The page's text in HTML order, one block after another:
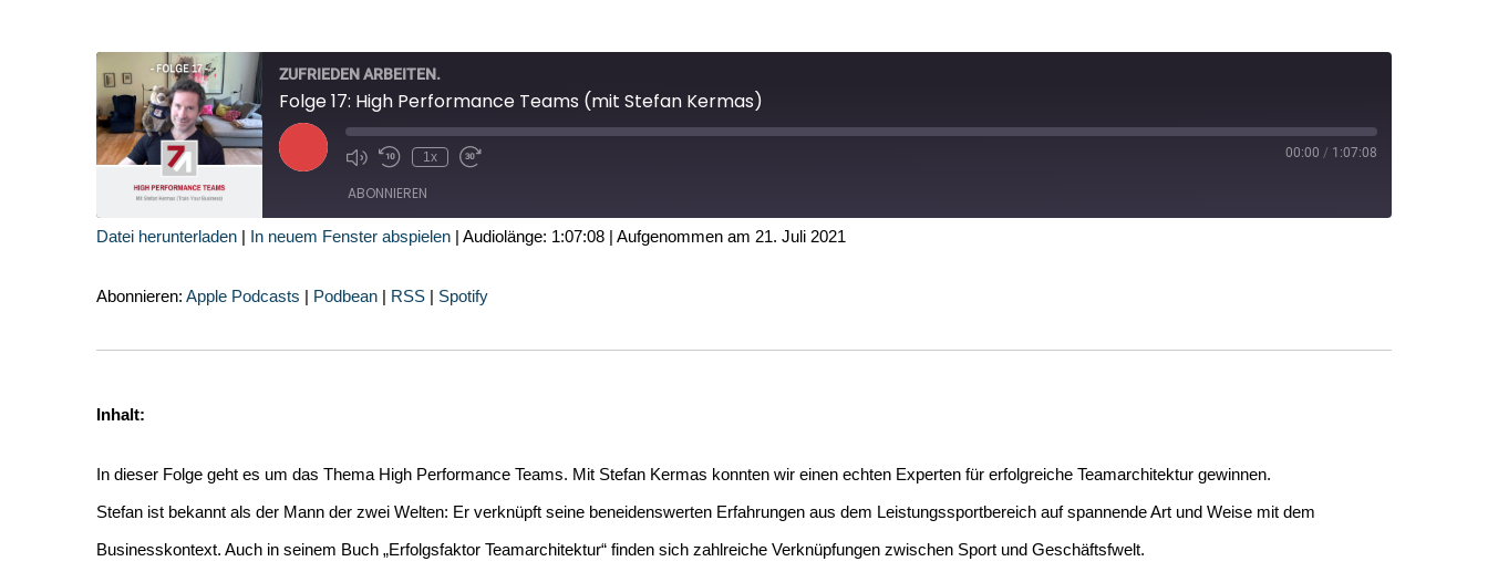
ZUFRIEDEN ARBEITEN.
Folge 17: High Performance Teams (mit Stefan Kermas)
Play
Episode
1x 00:00 / 1:07:08
ABONNIEREN
Spotify
Datei herunterladen | In neuem Fenster abspielen | Audiolänge: 1:07:08 | Aufgenommen am 21. Juli 2021
Abonnieren: Apple Podcasts | Podbean | RSS | Spotify
Inhalt:
In dieser Folge geht es um das Thema High Performance Teams. Mit Stefan Kermas konnten wir einen echten Experten für erfolgreiche Teamarchitektur gewinnen.
Stefan ist bekannt als der Mann der zwei Welten: Er verknüpft seine beneidenswerten Erfahrungen aus dem Leistungssportbereich auf spannende Art und Weise mit dem
Businesskontext. Auch in seinem Buch „Erfolgsfaktor Teamarchitektur“ finden sich zahlreiche Verknüpfungen zwischen Sport und Geschäftsfwelt.